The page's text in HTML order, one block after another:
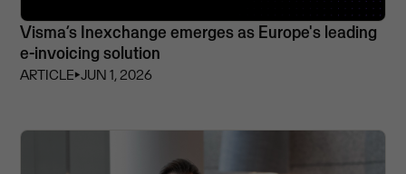
Visma’s Inexchange emerges as Europe's leading
e-invoicing solution
ARTICLE⏵JUN 1, 2026